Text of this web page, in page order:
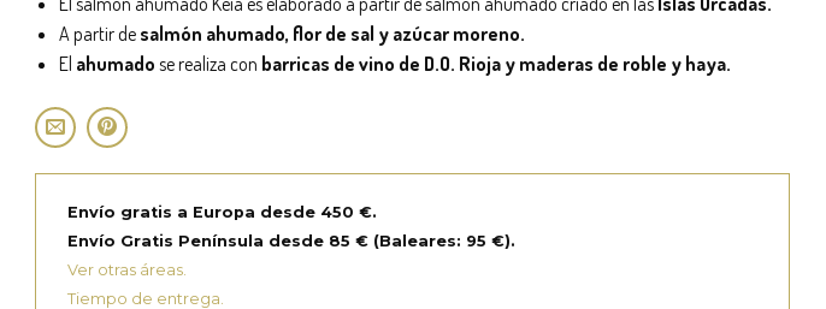
A partir de salmón ahumado, flor de sal y azúcar moreno.
El ahumado se realiza con barricas de vino de D.O. Rioja y maderas de roble y haya.
Envío gratis a Europa desde 450 €.
Envío Gratis Península desde 85 € (Baleares: 95 €).
Ver otras áreas.
Tiempo de entrega.